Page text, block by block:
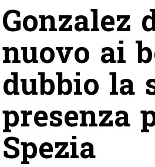
Gonzalez
nuovo ai
dubbio la
presenza
Spezia